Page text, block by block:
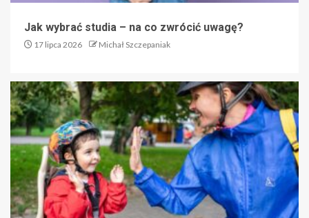
Jak wybrać studia – na co zwrócić uwagę?
17 lipca 2026 Michał Szczepaniak